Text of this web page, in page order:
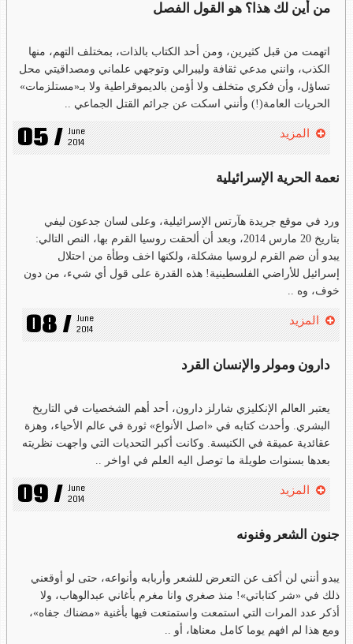
من أين لك هذا؟ هو القول الفصل
اتهمت من قبل كثيرين، ومن أحد الكتاب بالذات، بمختلف التهم، منها
الكذب، وانني مدعي ثقافة وليبرالي وتوجهي علماني ومصداقيتي محل
تساؤل، وأن فكري متخلف ولا أؤمن بالديموقراطية ولا بـ«مستلزمات»
الحريات العامة(!) وأنني اسكت عن جرائم القتل الجماعي ..
05 / June
2014
المزيد
نعمة الحرية الإسرائيلية
ورد في موقع جريدة هآرتس الإسرائيلية، وعلى لسان جدعون ليفي
بتاريخ 20 مارس 2014، وبعد أن ألحقت روسيا القرم بها، النص التالي:
يبدو أن ضم القرم لروسيا مشكلة، ولكنها اخف وطأة من احتلال
إسرائيل للأراضي الفلسطينية! هذه القدرة على قول أي شيء، من دون
خوف، وه ..
08 / June
2014
المزيد
دارون ومولر والإنسان القرد
يعتبر العالم الإنكليزي شارلز دارون، أحد أهم الشخصيات في التاريخ
البشري. وأحدث كتابه في «اصل الأنواع» ثورة في عالم الأحياء، وهزة
عقائدية عميقة في الكنيسة. وكانت أكبر التحديات التي واجهت نظريته
بعدها بسنوات طويلة ما توصل اليه العلم في اواخر ..
09 / June
2014
المزيد
جنون الشعر وفنونه
يبدو أنني لن أكف عن التعرض للشعر وأربابه وأنواعه، حتى لو أوقعني
ذلك في «شر كتاباتي»! منذ صغري وانا مغرم بأغاني عبدالوهاب، ولا
أذكر عدد المرات التي استمعت واستمتعت فيها بأغنية «مضناك جفاه»،
ومع هذا لم افهم يوما كامل معناها، أو ..